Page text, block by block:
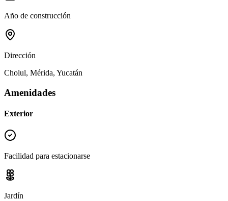
Año de construcción
Dirección
Cholul, Mérida, Yucatán
Amenidades
Exterior
Facilidad para estacionarse
Jardín